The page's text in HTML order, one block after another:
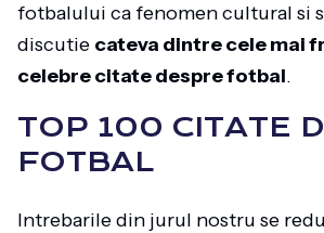
fotbalului ca fenomen cultural si
discutie cateva dintre cele mai
celebre citate despre fotbal.
TOP 100 CITATE
FOTBAL
Intrebarile din jurul nostru se